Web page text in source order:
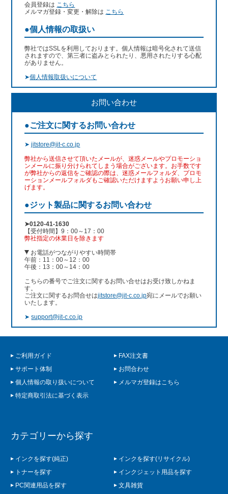
会員登録は こちら
メルマガ登録・変更・解除は こちら
●個人情報の取扱い
弊社ではSSLを利用しております。個人情報は暗号化されて送信
されますので、第三者に盗みとられたり、悪用されたりする心配
がありません。
➤個人情報取扱いについて
お問い合わせ
●ご注文に関するお問い合わせ
➤jitstore@jit-c.co.jp
弊社から送信させて頂いたメールが、迷惑メールやプロモーショ
ンメールに振り分けられてしまう場合がございます。お手数です
が弊社からの返信をご確認の際は、迷惑メールフォルダ、プロモ
ーションメールフォルダもご確認いただけますようお願い申し上
げます。
●ジット製品に関するお問い合わせ
➤0120-41-1630
【受付時間】9：00～17：00
弊社指定の休業日を除きます
お電話がつながりやすい時間帯
午前：11：00～12：00
午後：13：00～14：00
こちらの番号でご注文に関するお問い合せはお受け致しかねま
す。
ご注文に関するお問合せはjitstore@jit-c.co.jp宛にメールでお願い
いたします。
➤support@jit-c.co.jp
ご利用ガイド
FAX注文書
サポート体制
お問合わせ
個人情報の取り扱いについて
メルマガ登録はこちら
特定商取引法に基づく表示
カテゴリーから探す
インクを探す(純正)
インクを探す(リサイクル)
トナーを探す
インクジェット用品を探す
PC関連用品を探す
文具雑貨